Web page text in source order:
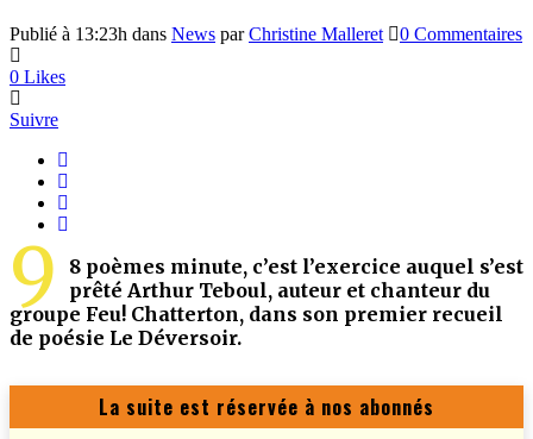
Publié à 13:23h dans News parChristine Malleret 0 Commentaires
0 Likes
Suivre
9
8 poèmes minute, c’est l’exercice auquel s’est
prêté Arthur Teboul, auteur et chanteur du
groupe Feu! Chatterton, dans son premier recueil
de poésie Le Déversoir.
La suite est réservée à nos abonnés